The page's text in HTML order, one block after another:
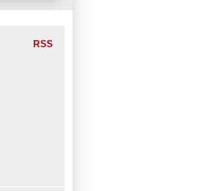
RSS